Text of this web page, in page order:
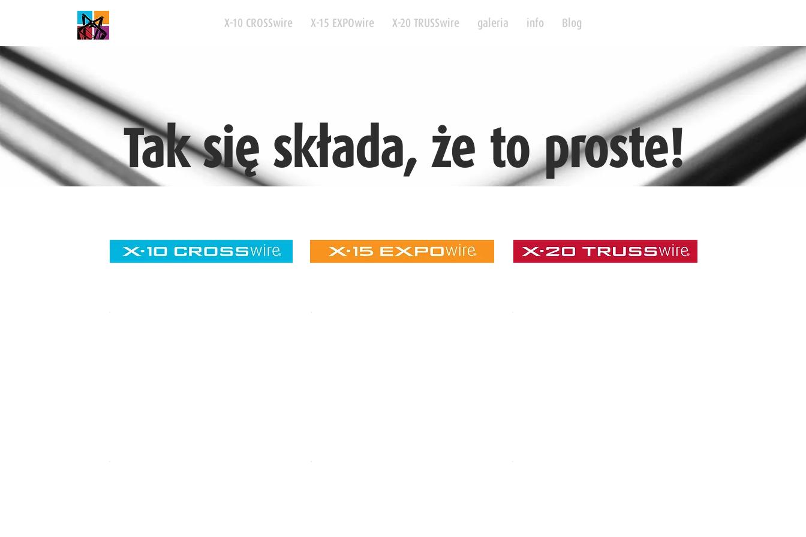
X-10 CROSSwire X-15 EXPOwire X-20 TRUSSwire galeria info Blog
Tak się składa, że to proste!